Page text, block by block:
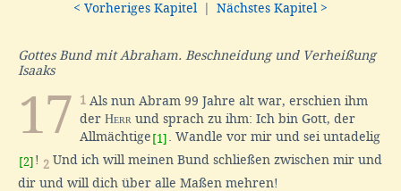
< Vorheriges Kapitel Nächstes Kapitel >
Gottes Bund mit Abraham. Beschneidung und Verheißung
Isaaks
17 1 Als nun Abram 99 Jahre alt war, erschien ihm
der Herr und sprach zu ihm: Ich bin Gott, der
Allmächtige [1] . Wandle vor mir und sei untadelig
[2] ! 2 Und ich will meinen Bund schließen zwischen mir und
dir und will dich über alle Maßen mehren!